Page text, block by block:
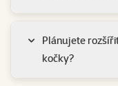
Plánujete
kočky?